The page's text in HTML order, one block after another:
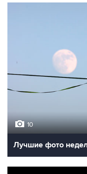
10
Лучшие фото